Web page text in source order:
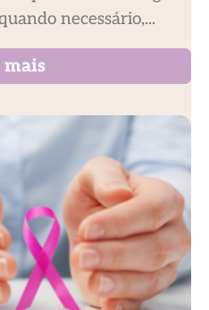
necessário,...
mais